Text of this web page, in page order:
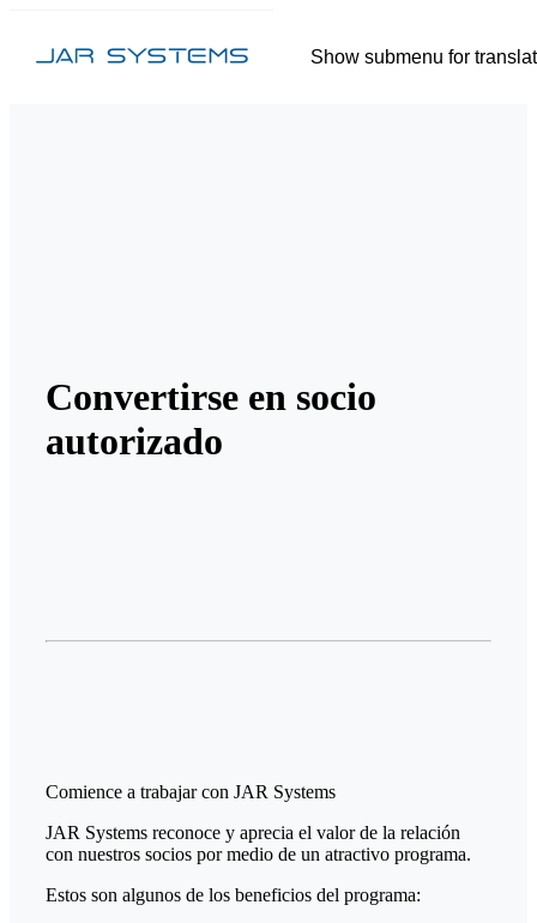
Show submenu for
Convertirse en socio
autorizado
Comience a trabajar con JAR Systems
JAR Systems reconoce y aprecia el valor de la relación
con nuestros socios por medio de un atractivo programa.
Estos son algunos de los beneficios del programa: